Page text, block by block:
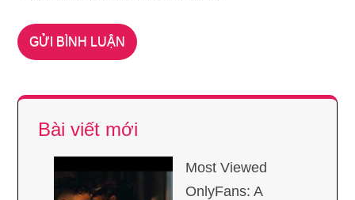
Bài viết mới
Most Viewed
OnlyFans: A